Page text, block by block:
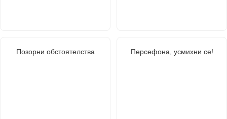
Позорни обстоятелства Персефона, усмихни се!